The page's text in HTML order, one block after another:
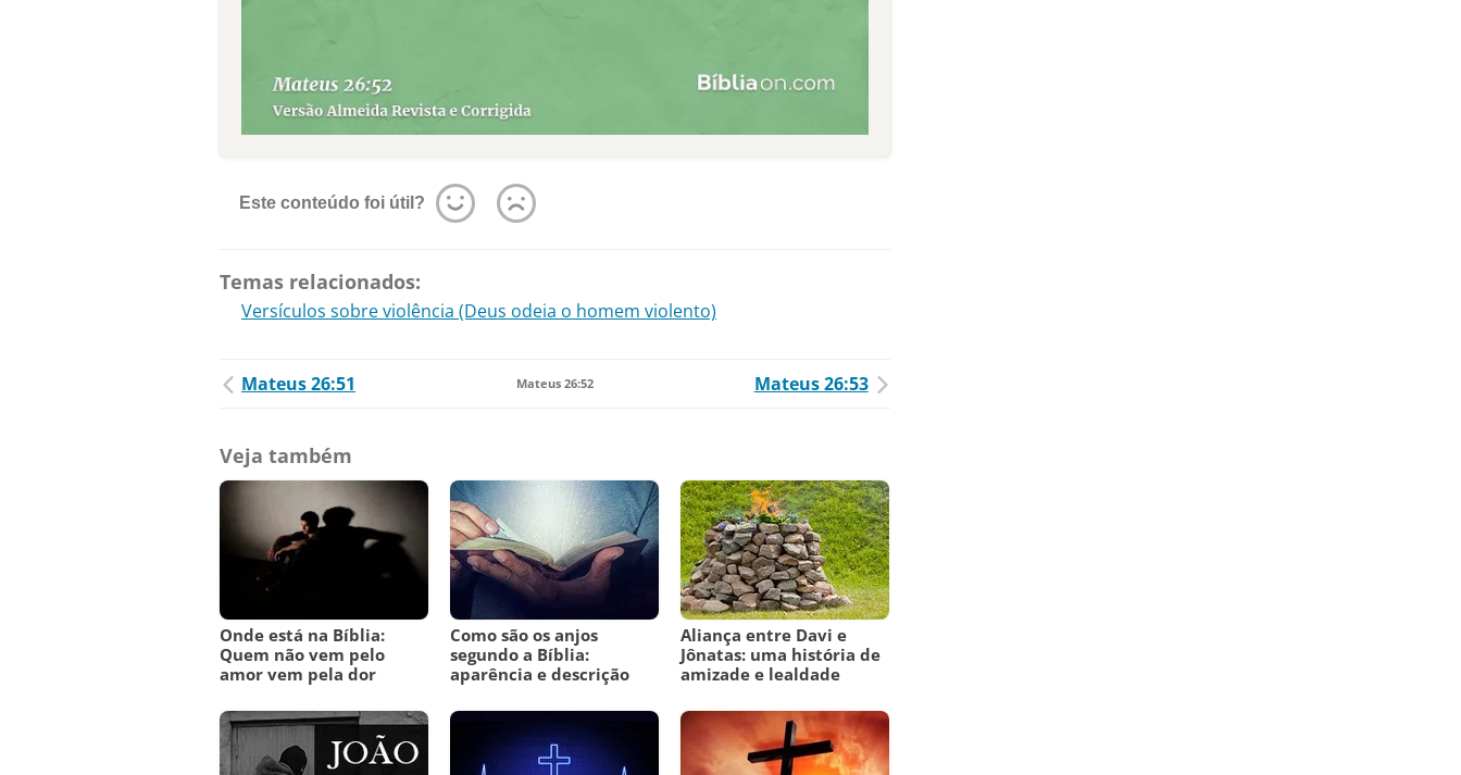
Este conteúdo foi útil?
Temas relacionados:
Versículos sobre violência (Deus odeia o homem violento)
Mateus 26:51 Mateus 26:52 Mateus 26:53
Veja também
Onde está na Bíblia:
Quem não vem pelo
amor vem pela dor
Como são os anjos
segundo a Bíblia:
aparência e descrição
Aliança entre Davi e
Jônatas: uma história de
amizade e lealdade